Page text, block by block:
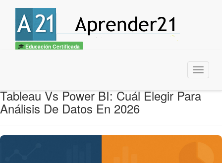
Educación Certificada
Menu
Tableau Vs Power BI: Cuál Elegir Para
Análisis De Datos En 2026